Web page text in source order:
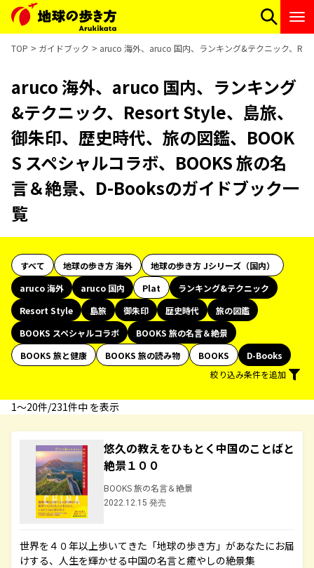
TOP ガイドブック aruco 海外、aruco 国内、ランキング&テクニック、
aruco 海外、aruco 国内、ランキング
&テクニック、Resort Style、島旅、
御朱印、歴史時代、旅の図鑑、BOOK
S スペシャルコラボ、BOOKS 旅の名
言＆絶景、D-Booksのガイドブック一
覧
すべて 地球の歩き方 海外
地球の歩き方 Jシリーズ（国内）
aruco 海外
aruco 国内 Plat
ランキング&テクニック
Resort Style
島旅 御朱印 歴史時代
旅の図鑑
BOOKS スペシャルコラボ
BOOKS 旅の名言＆絶景
BOOKS 旅と健康
BOOKS 旅の読み物 BOOKS
D-Books
絞り込み条件を追加
1〜20件/231件中 を表示
悠久の教えをひもとく中国のことばと
絶景１００
BOOKS 旅の名言＆絶景
2022.12.15 発売
世界を４０年以上歩いてきた「地球の歩き方」があなたにお届
けする、人生を輝かせる中国の名言と癒やしの絶景集